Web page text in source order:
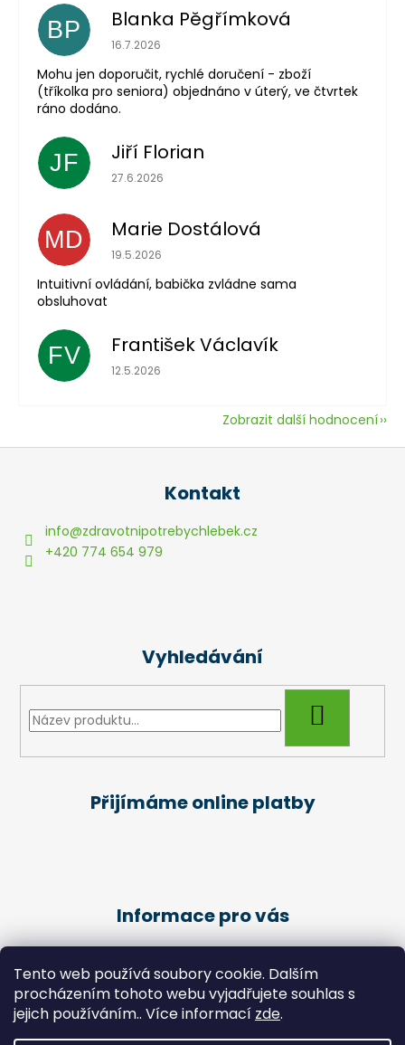
Tento web používá soubory cookie. Dalším
procházením tohoto webu vyjadřujete souhlas s
jejich používáním.. Více informací zde.
BP Blanka Pěgřímková
Hodnocení obchodu je 5 z 5 hvězdiček.
16.7.2026
Mohu jen doporučit, rychlé doručení - zboží
(tříkolka pro seniora) objednáno v úterý, ve čtvrtek
ráno dodáno.
JF Jiří Florian
Hodnocení obchodu je 5 z 5 hvězdiček.
27.6.2026
MD Marie Dostálová
Hodnocení obchodu je 5 z 5 hvězdiček.
19.5.2026
Intuitivní ovládání, babička zvládne sama
obsluhovat
FV František Václavík
Hodnocení obchodu je 5 z 5 hvězdiček.
12.5.2026
Zobrazit další hodnocení
Z
Kontakt
info@zdravotnipotrebychlebek.cz
+420 774 654 979
Vyhledávání
Přijímáme online platby
Informace pro vás
Podmínky ochrany osobních údajů
Kariéra
Péče o klienty - Pedikúra